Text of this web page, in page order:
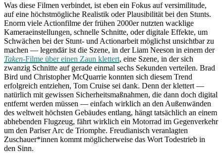
Was diese Filmen verbindet, ist eben ein Fokus auf versimilitude,
auf eine höchstmögliche Realistik oder Plausibilität bei den Stunts.
Enorm viele Actionfilme der frühen 2000er nutzten wacklige
Kameraeinstellungen, schnelle Schnitte, oder digitale Effekte, um
Schwächen bei der Stunt- und Actionarbeit möglichst unsichtbar zu
machen — legendär ist die Szene, in der Liam Neeson in einem der
Taken-Filme über einen Zaun klettert, eine Szene, in der sich
zwanzig Schnitte auf gerade einmal sechs Sekunden verteilen. Brad
Bird und Christopher McQuarrie konnten sich diesem Trend
erfolgreich entziehen, Tom Cruise sei dank. Denn der klettert —
natürlich mit gewissen Sicherheitsmaßnahmen, die dann doch digital
entfernt werden müssen — einfach wirklich an den Außenwänden
des weltweit höchsten Gebäudes entlang, hängt tatsächlich an einem
abhebenden Flugzeug, fährt wirklich ein Motorrad im Gegenverkehr
um den Pariser Arc de Triomphe. Freudianisch veranlagten
Zuschauer*innen kommt möglicherweise das Wort Todestrieb in
den Sinn.